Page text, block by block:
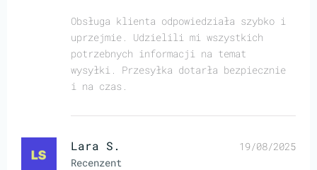
Obsługa klienta odpowiedziała szybko i
uprzejmie. Udzielili mi wszystkich
potrzebnych informacji na temat
wysyłki. Przesyłka dotarła bezpiecznie
i na czas.
Lara S.
Recenzent
19/08/2025